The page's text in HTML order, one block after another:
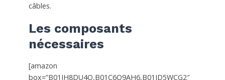
câbles.
Les composants
nécessaires
[amazon
box=”B01IH8DU4O,B01C6O9AH6,B01JD5WCG2″